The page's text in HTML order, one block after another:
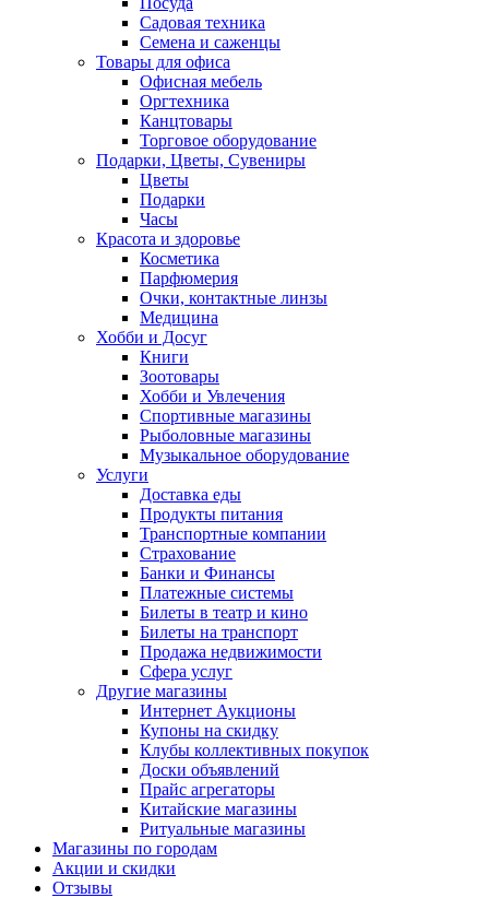
Садовая техника
Семена и саженцы
Товары для офиса
Офисная мебель
Оргтехника
Канцтовары
Торговое оборудование
Подарки, Цветы, Сувениры
Цветы
Подарки
Часы
Красота и здоровье
Косметика
Парфюмерия
Очки, контактные линзы
Медицина
Хобби и Досуг
Книги
Зоотовары
Хобби и Увлечения
Спортивные магазины
Рыболовные магазины
Музыкальное оборудование
Услуги
Доставка еды
Продукты питания
Транспортные компании
Страхование
Банки и Финансы
Платежные системы
Билеты в театр и кино
Билеты на транспорт
Продажа недвижимости
Сфера услуг
Другие магазины
Интернет Аукционы
Купоны на скидку
Клубы коллективных покупок
Доски объявлений
Прайс агрегаторы
Китайские магазины
Ритуальные магазины
Магазины по городам
Акции и скидки
Отзывы